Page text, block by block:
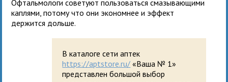
Офтальмологи советуют пользоваться смазывающими
каплями, потому что они экономнее и эффект
держится дольше.
В каталоге сети аптек
https://aptstore.ru/ «Ваша № 1»
представлен большой выбор